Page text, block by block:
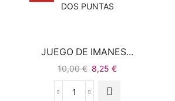
JUEGO DE IMANES...
10,00€ 8,25€